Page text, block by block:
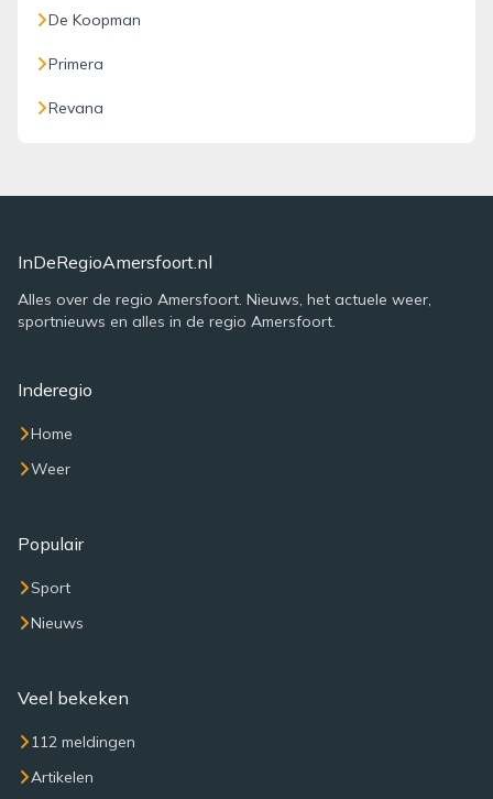
De Koopman
Primera
Revana
InDeRegioAmersfoort.nl
Alles over de regio Amersfoort. Nieuws, het actuele weer,
sportnieuws en alles in de regio Amersfoort.
Inderegio
Home
Weer
Populair
Sport
Nieuws
Veel bekeken
112 meldingen
Artikelen